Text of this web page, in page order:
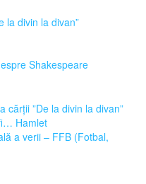
la divin la divan”
Shakespeare
cărții ”De la divin la divan”
Hamlet
a verii – FFB (Fotbal,